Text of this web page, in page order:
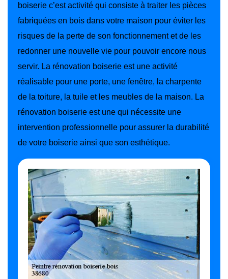
boiserie c’est activité qui consiste à traiter les pièces
fabriquées en bois dans votre maison pour éviter les
risques de la perte de son fonctionnement et de les
redonner une nouvelle vie pour pouvoir encore nous
servir. La rénovation boiserie est une activité
réalisable pour une porte, une fenêtre, la charpente
de la toiture, la tuile et les meubles de la maison. La
rénovation boiserie est une qui nécessite une
intervention professionnelle pour assurer la durabilité
de votre boiserie ainsi que son esthétique.